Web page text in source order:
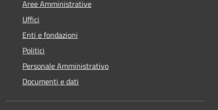
Aree Amministrative
Uffici
Enti e fondazioni
Politici
Personale Amministrativo
Documenti e dati